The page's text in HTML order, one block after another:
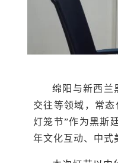
绵阳与新西兰
交往等领域，常
灯笼节”作为黑斯
年文化互动、中式